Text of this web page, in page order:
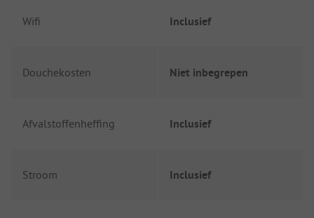
Wifi Inclusief
Douchekosten Niet inbegrepen
Afvalstoffenheffing Inclusief
Stroom Inclusief